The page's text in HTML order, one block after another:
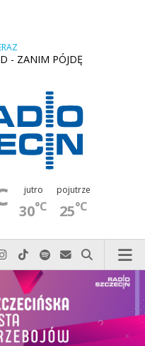
- ZANIM PÓJDĘ
jutro
30°C
pojutrze
25°C
do nas zadzwoń
nas na Facebook-u
nas na X
Odwiedź nas na Instagram-ie
Odwiedź nas na TikTok-u
Szukaj nas na Spotify
Wyślij do nas
Szukaj